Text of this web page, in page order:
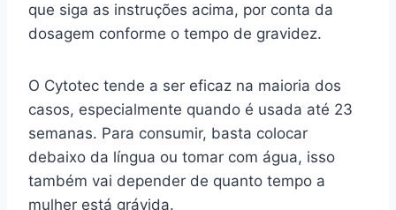
que siga as instruções acima, por conta da
dosagem conforme o tempo de gravidez.
O Cytotec tende a ser eficaz na maioria dos
casos, especialmente quando é usada até 23
semanas. Para consumir, basta colocar
debaixo da língua ou tomar com água, isso
também vai depender de quanto tempo a
mulher está grávida.